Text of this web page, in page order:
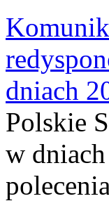
dniach
Polskie
w